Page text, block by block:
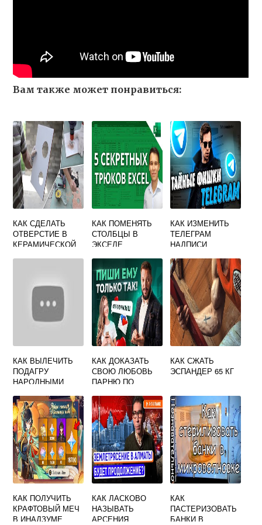
Вам также может понравиться:
КАК СДЕЛАТЬ
ОТВЕРСТИЕ В
КЕРАМИЧЕСКОЙ
КАК ПОМЕНЯТЬ
СТОЛБЦЫ В
ЭКСЕЛЕ
КАК ИЗМЕНИТЬ
ТЕЛЕГРАМ
НАДПИСИ
КАК ВЫЛЕЧИТЬ
ПОДАГРУ
НАРОДНЫМИ
КАК ДОКАЗАТЬ
СВОЮ ЛЮБОВЬ
ПАРНЮ ПО
КАК СЖАТЬ
ЭСПАНДЕР 65 КГ
КАК ПОЛУЧИТЬ
КРАФТОВЫЙ МЕЧ
В ИНАДЗУМЕ
КАК ЛАСКОВО
НАЗЫВАТЬ
АРСЕНИЯ
КАК
ПАСТЕРИЗОВАТЬ
БАНКИ В